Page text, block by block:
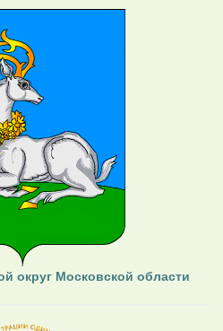
округ Московской области